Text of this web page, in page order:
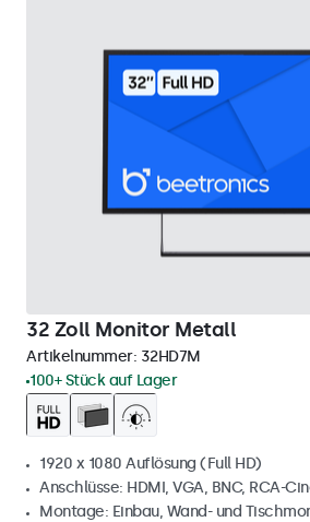
32 Zoll Monitor Metall
Artikelnummer: 32HD7M
100+ Stück auf Lager
1920 x 1080 Auflösung (Full HD)
Anschlüsse: HDMI, VGA, BNC, RCA-
Montage: Einbau, Wand- und